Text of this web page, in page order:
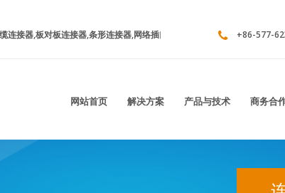
器,板对板连接器,条形连接器,网络插口连接器系列，端子连接器系列
+86-577-
网站首页 解决方案 产品与技术 商务合